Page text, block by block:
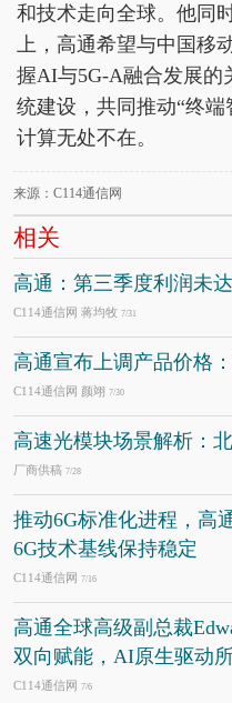
和技术走向全球。他同
上，高通希望与中国移
握AI与5G-A融合发展
统建设，共同推动“终
计算无处不在。
来源：C114通信网
相关
高通：第三季度利润未
C114通信网 蒋均牧 7/31
高通宣布上调产品价格
C114通信网 颜翊 7/30
高速光模块场景解析：
厂商供稿 7/28
推动6G标准化进程，高
6G技术基线保持稳定
C114通信网 7/16
高通全球高级副总裁
双向赋能，AI原生驱动
C114通信网 7/6